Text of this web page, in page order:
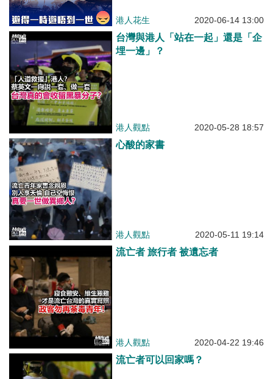
港人花生 2020-06-14 13:00
台灣與港人「站在一起」還是「企
埋一邊」？
港人觀點 2020-05-28 18:57
心酸的家書
港人觀點 2020-05-11 19:14
流亡者 旅行者 被遺忘者
港人觀點 2020-04-22 19:46
流亡者可以回家嗎？